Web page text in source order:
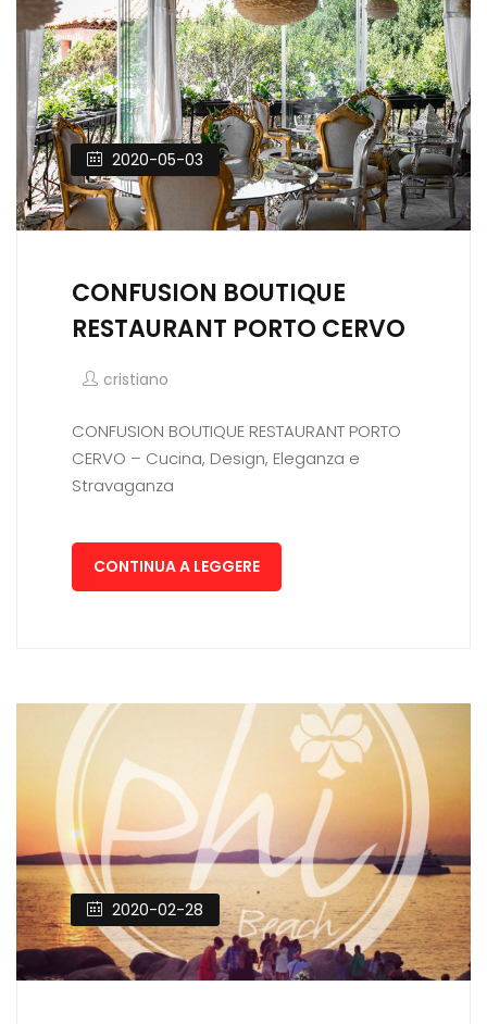
2020-05-03
CONFUSION BOUTIQUE
RESTAURANT PORTO CERVO
cristiano
CONFUSION BOUTIQUE RESTAURANT PORTO
CERVO – Cucina, Design, Eleganza e
Stravaganza
CONTINUA A LEGGERE
2020-02-28